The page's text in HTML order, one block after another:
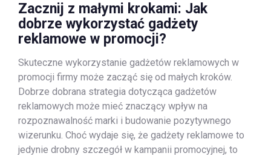
Zacznij z małymi krokami: Jak
dobrze wykorzystać gadżety
reklamowe w promocji?
Skuteczne wykorzystanie gadżetów reklamowych w
promocji firmy może zacząć się od małych kroków.
Dobrze dobrana strategia dotycząca gadżetów
reklamowych może mieć znaczący wpływ na
rozpoznawalność marki i budowanie pozytywnego
wizerunku. Choć wydaje się, że gadżety reklamowe to
jedynie drobny szczegół w kampanii promocyjnej, to